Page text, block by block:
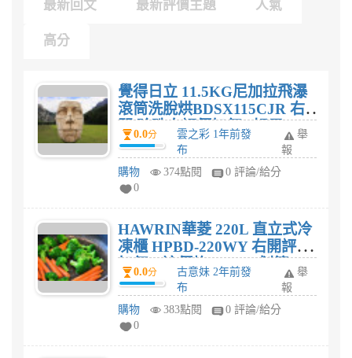
最新回文 最新評價主題 人氣
高分
覺得日立 11.5KG尼加拉飛瀑
滾筒洗脫烘BDSX115CJR 右
開 珍珠白評價如何? 好用
嗎?
0.0分
雲之彩 1年前發
布
舉
報
購物
374點閱
0 評論/給分
0
HAWRIN華菱 220L 直立式冷
凍櫃 HPBD-220WY 右開評價
如何，這價格$12,900划算
嗎?
0.0分
古意妹 2年前發
布
舉
報
購物
383點閱
0 評論/給分
0